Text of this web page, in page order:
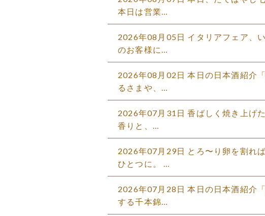
本日は営業…
2026年08月05日 イタリアフェア、
のお客様に…
2026年08月02日 本日の日本酒紹介
るさまや、…
2026年07月31日 香ばしく焼き上げ
香りと、…
2026年07月29日 とろ〜り卵を割れ
ひとつに。 …
2026年07月28日 本日の日本酒紹介
する千本錦…